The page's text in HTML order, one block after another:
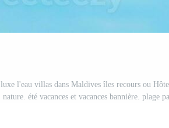
luxe l'eau villas dans Maldives îles recours ou
nature. été vacances et vacances bannière. plage